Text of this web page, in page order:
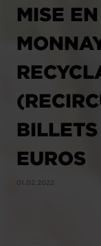
MISE
EUROS
01.02.2022